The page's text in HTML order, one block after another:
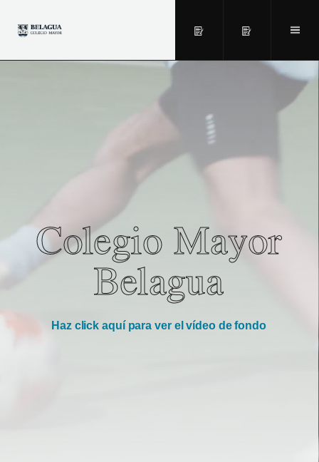
Colegio Mayor
Belagua
Haz click aquí para ver el vídeo de fondo